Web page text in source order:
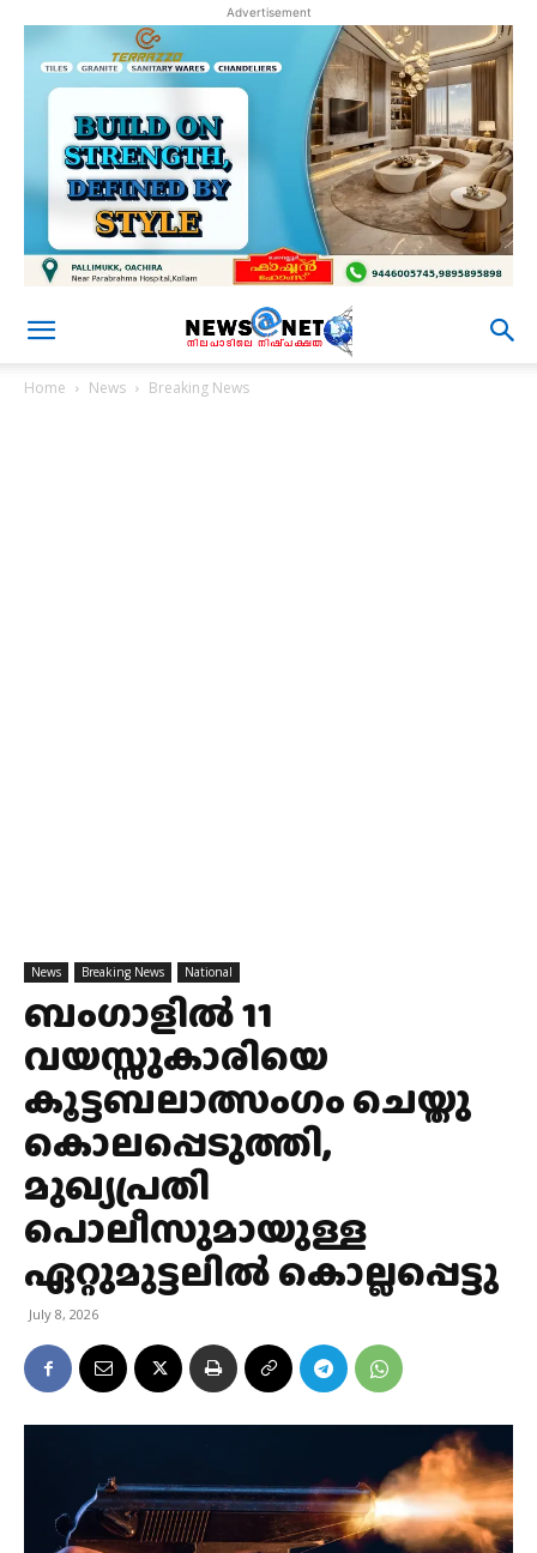
Advertisement
Home News Breaking News
News Breaking News National
ബംഗാളില്‍ 11
വയസ്സുകാരിയെ
കൂട്ടബലാത്സംഗം ചെയ്തു
കൊലപ്പെടുത്തി,
മുഖ്യപ്രതി
പൊലീസുമായുള്ള
ഏറ്റുമുട്ടലിൽ കൊല്ലപ്പെട്ടു
July 8, 2026